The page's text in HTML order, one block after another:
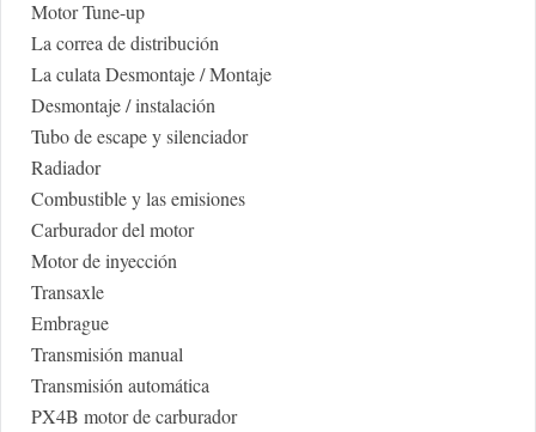
Motor Tune-up
La correa de distribución
La culata Desmontaje / Montaje
Desmontaje / instalación
Tubo de escape y silenciador
Radiador
Combustible y las emisiones
Carburador del motor
Motor de inyección
Transaxle
Embrague
Transmisión manual
Transmisión automática
PX4B motor de carburador